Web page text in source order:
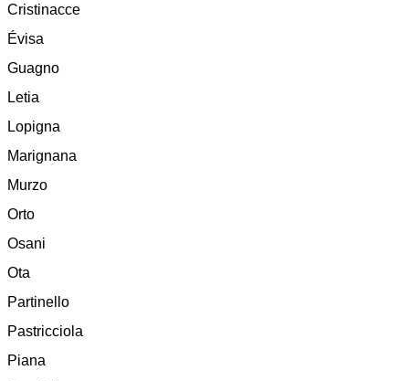
Cristinacce
Évisa
Guagno
Letia
Lopigna
Marignana
Murzo
Orto
Osani
Ota
Partinello
Pastricciola
Piana